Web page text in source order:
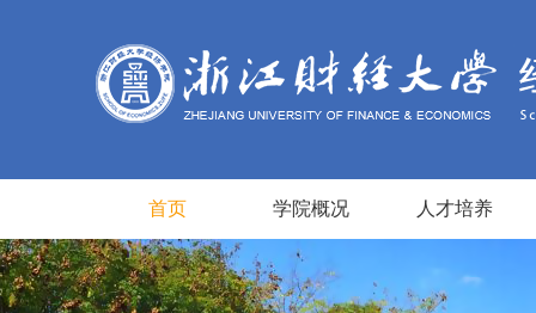
首页 学院概况 人才培养